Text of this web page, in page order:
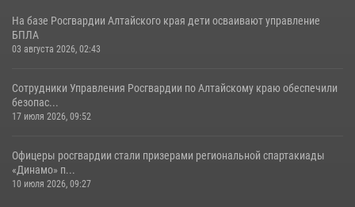
На базе Росгвардии Алтайского края дети осваивают управление
БПЛА
03 августа 2026, 02:43
Сотрудники Управления Росгвардии по Алтайскому краю обеспечили
безопас...
17 июля 2026, 09:52
Офицеры росгвардии стали призерами региональной спартакиады
«Динамо» п...
10 июля 2026, 09:27